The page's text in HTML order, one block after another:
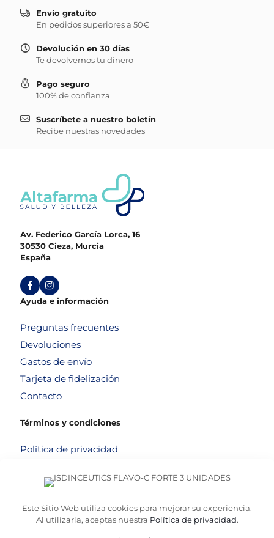
Envío gratuito
En pedidos superiores a 50€
Devolución en 30 días
Te devolvemos tu dinero
Pago seguro
100% de confianza
Suscríbete a nuestro boletín
Recibe nuestras novedades
Av. Federico García Lorca, 16
30530 Cieza, Murcia
España
Ayuda e información
Preguntas frecuentes
Devoluciones
Gastos de envío
Tarjeta de fidelización
Contacto
Términos y condiciones
Política de privacidad
Aviso legal
Este Sitio Web utiliza cookies para mejorar su experiencia.
Al utilizarla, aceptas nuestra Política de privacidad.